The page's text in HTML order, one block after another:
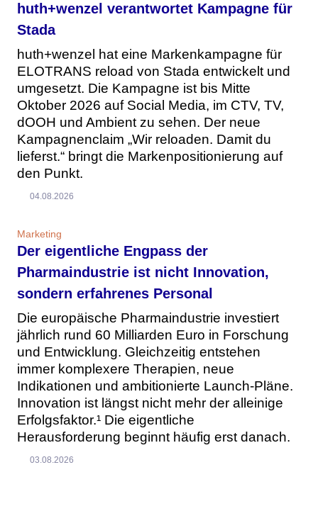
huth+wenzel verantwortet Kampagne für
Stada
huth+wenzel hat eine Markenkampagne für
ELOTRANS reload von Stada entwickelt und
umgesetzt. Die Kampagne ist bis Mitte
Oktober 2026 auf Social Media, im CTV, TV,
dOOH und Ambient zu sehen. Der neue
Kampagnenclaim „Wir reloaden. Damit du
lieferst.“ bringt die Markenpositionierung auf
den Punkt.
04.08.2026
Marketing
Der eigentliche Engpass der
Pharmaindustrie ist nicht Innovation,
sondern erfahrenes Personal
Die europäische Pharmaindustrie investiert
jährlich rund 60 Milliarden Euro in Forschung
und Entwicklung. Gleichzeitig entstehen
immer komplexere Therapien, neue
Indikationen und ambitionierte Launch-Pläne.
Innovation ist längst nicht mehr der alleinige
Erfolgsfaktor.¹ Die eigentliche
Herausforderung beginnt häufig erst danach.
03.08.2026